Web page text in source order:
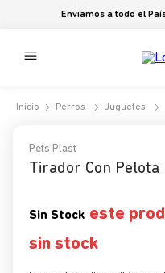
Enviamos a todo el
Perros Juguetes
Pets Plast
Tirador Con